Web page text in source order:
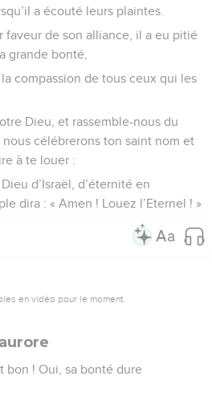
a écouté leurs plaintes.
faveur de son alliance, il a eu pitié
grande bonté,
compassion de tous ceux qui les
Dieu, et rassemble-nous du
célébrerons ton saint nom et
à te louer :
d’Israël, d’éternité en
dira : « Amen ! Louez l’Eternel ! »
en vidéo pour le moment.
bon ! Oui, sa bonté dure